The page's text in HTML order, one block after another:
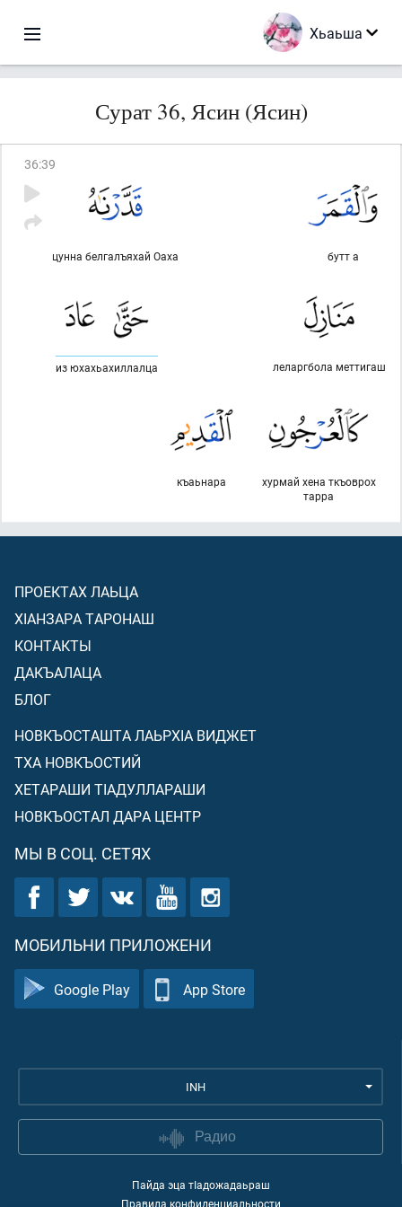
Хьаьша
Сурат 36, Ясин (Ясин)
36:39
бутт а
цунна белгалъяхай Оаха
леларгбола меттигаш
из юхахьахиллалца
хурмай хена ткъоврох
тарра
къаьнара
ПРОЕКТАХ ЛАЬЦА
ХIАНЗАРА ТАРОНАШ
КОНТАКТЫ
ДАКЪАЛАЦА
БЛОГ
НОВКЪОСТАШТА ЛАЬРХIА ВИДЖЕТ
ТХА НОВКЪОСТИЙ
ХЕТАРАШИ ТIАДУЛЛАРАШИ
НОВКЪОСТАЛ ДАРА ЦЕНТР
МЫ В СОЦ. СЕТЯХ
МОБИЛЬНИ ПРИЛОЖЕНИ
Google Play App Store
INH
Радио
Пайда эца тIадожадаьраш
Правила конфиденциальности